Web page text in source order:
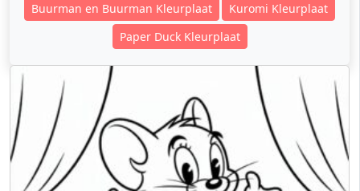
Buurman en Buurman Kleurplaat
Kuromi Kleurplaat
Paper Duck Kleurplaat